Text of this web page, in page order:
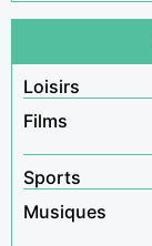
Loisirs
Films
Sports
Musiques